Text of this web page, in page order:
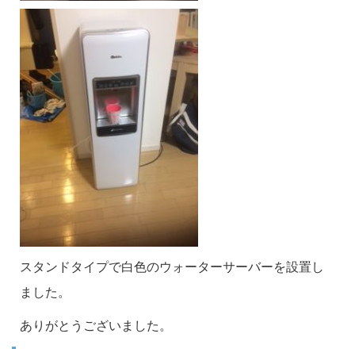
スタンドタイプで白色のウォーターサーバーを設置し
ました。
ありがとうございました。